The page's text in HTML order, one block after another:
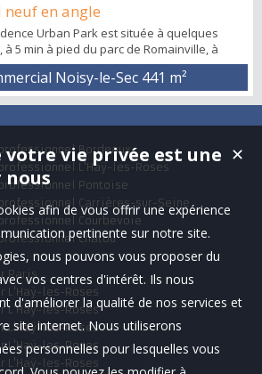
en angle
Urban Park est située à quelques
5 min à pied du parc de Romainville, à
mairie et à l’angle de deux des axes
rue Paul Vaillant Couturier reliant la ville à
permettant de rejoindre Bobigny. Les
Noisy-le-Sec 441 m²
Bordeaux
L'Haÿ-les-Roses
Pontoise
Carrières-sur-Seine
Courbevoie
Chatou
Paris
L'Haÿ-les-Roses
L'Haÿ-les-Roses
L'Haÿ-les-Roses
L'Haÿ-les-Roses
L'Haÿ-les-Roses
✕
votre vie privée est une
afin de vous offrir une expérience
pertinente sur notre site.
nous pouvons vous proposer du
vos centres d'intérêt. Ils nous
d'améliorer la qualité de nos services et
site internet. Nous utiliserons
personnelles pour lesquelles vous